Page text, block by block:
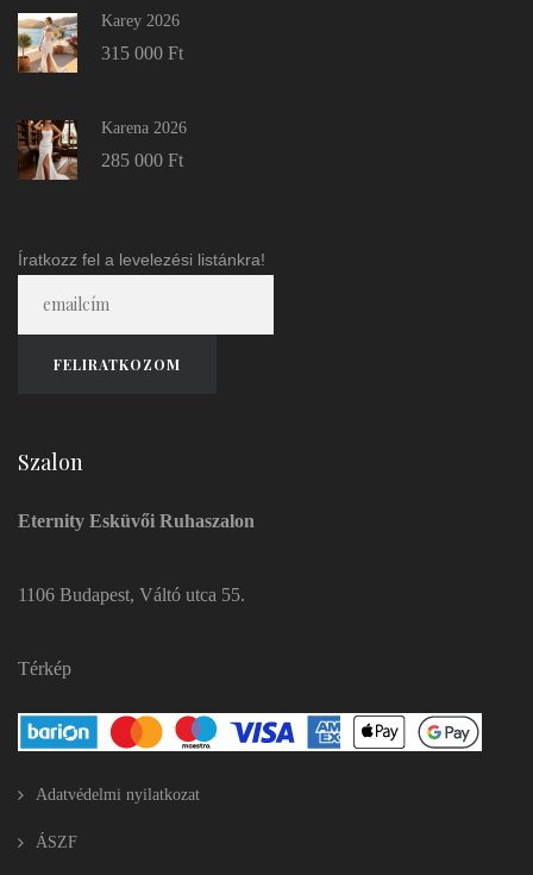
Karey 2026
315 000 Ft
Karena 2026
285 000 Ft
Íratkozz fel a levelezési listánkra!
Szalon
Eternity Esküvői Ruhaszalon
1106 Budapest, Váltó utca 55.
Térkép
Adatvédelmi nyilatkozat
ÁSZF